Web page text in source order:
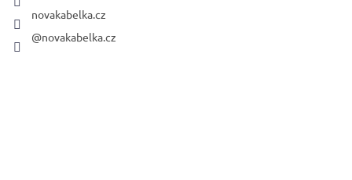
novakabelka.cz
@novakabelka.cz